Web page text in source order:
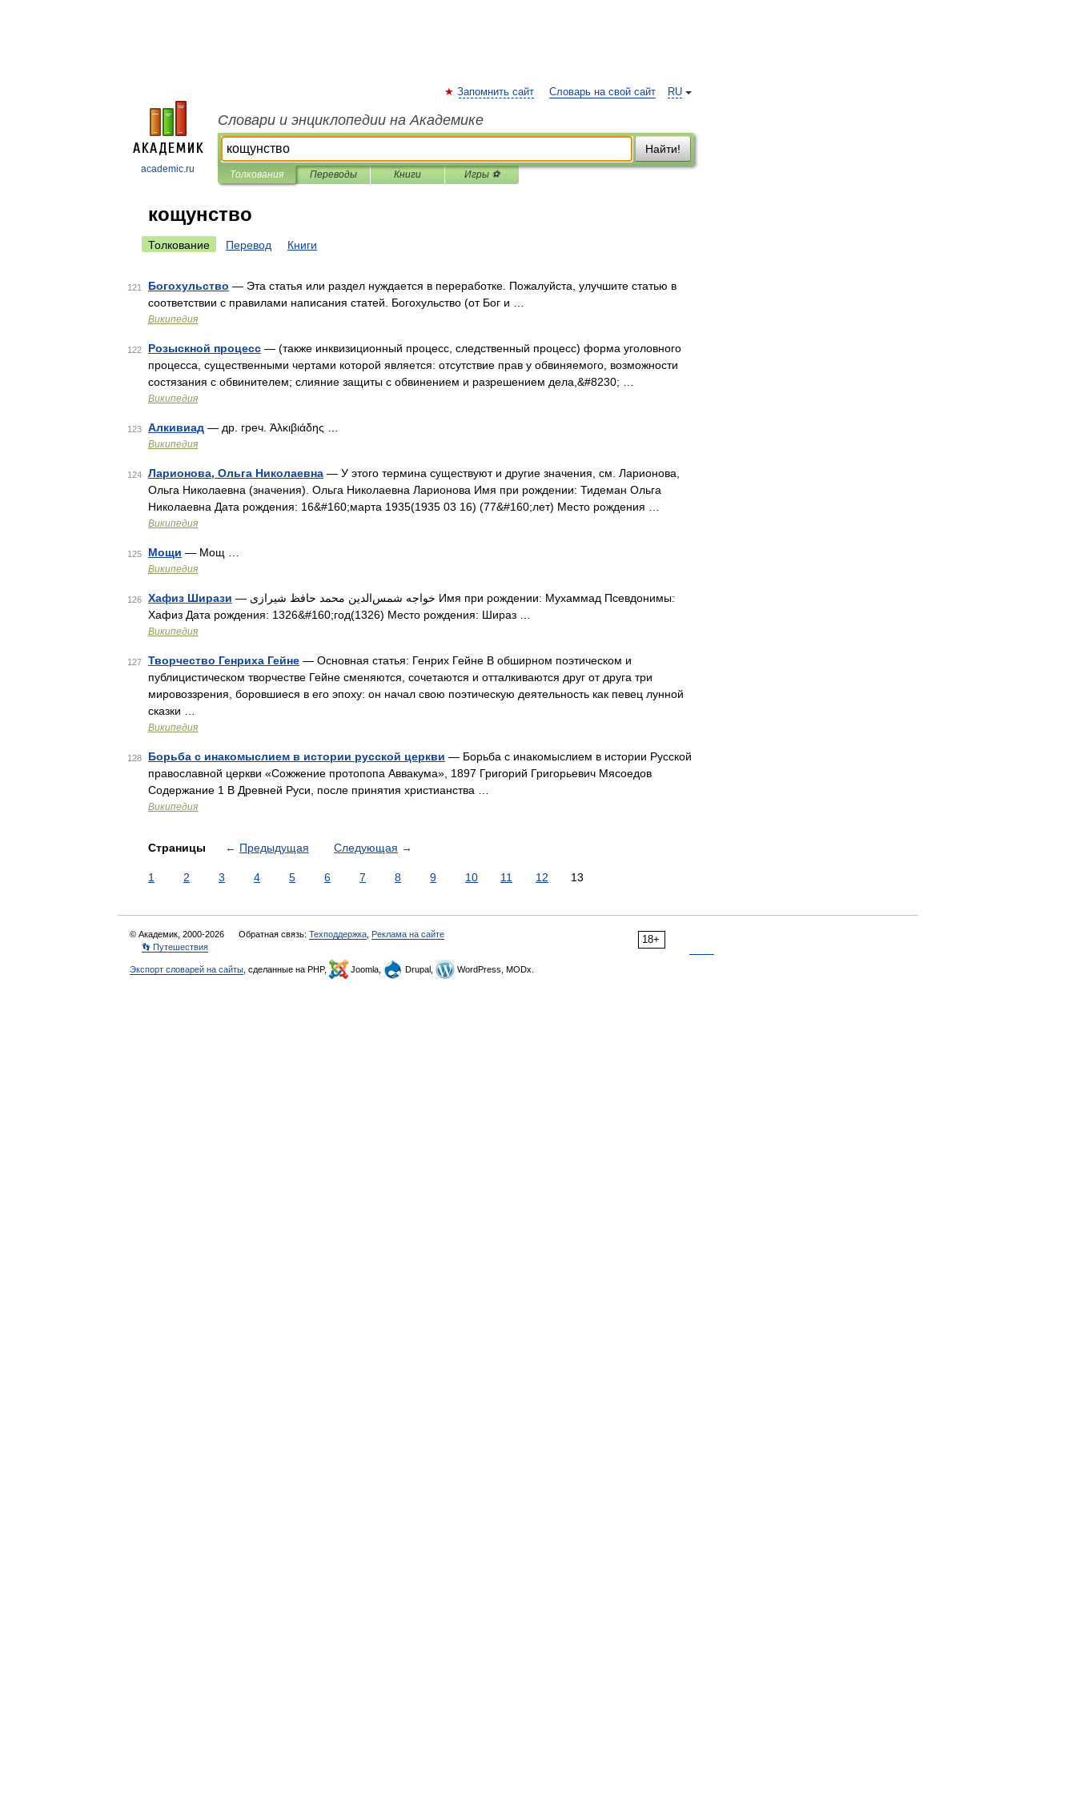
academic.ru
RU
Запомнить сайт Словарь на свой сайт
Словари и энциклопедии на Академике
Найти!
Толкования Переводы Книги Игры ⚽
кощунство
Толкование Перевод Книги
121 Богохульство — Эта статья или раздел нуждается в переработке. Пожалуйста, улучшите статью в
соответствии с правилами написания статей. Богохульство (от Бог и …
Википедия
122 Розыскной процесс — (также инквизиционный процесс, следственный процесс) форма уголовного
процесса, существенными чертами которой является: отсутствие прав у обвиняемого, возможности
состязания с обвинителем; слияние защиты с обвинением и разрешением дела,&#8230; …
Википедия
123 Алкивиад — др. греч. Ἀλκιβιάδης …
Википедия
124 Ларионова, Ольга Николаевна — У этого термина существуют и другие значения, см. Ларионова,
Ольга Николаевна (значения). Ольга Николаевна Ларионова Имя при рождении: Тидеман Ольга
Николаевна Дата рождения: 16&#160;марта 1935(1935 03 16) (77&#160;лет) Место рождения …
Википедия
125 Мощи — Мощ …
Википедия
126 Хафиз Ширази — خواجه شمس‌الدین محمد حافظ شیرازی Имя при рождении: Мухаммад Псевдонимы:
Хафиз Дата рождения: 1326&#160;год(1326) Место рождения: Шираз …
Википедия
127 Творчество Генриха Гейне — Основная статья: Генрих Гейне В обширном поэтическом и
публицистическом творчестве Гейне сменяются, сочетаются и отталкиваются друг от друга три
мировоззрения, боровшиеся в его эпоху: он начал свою поэтическую деятельность как певец лунной
сказки …
Википедия
128 Борьба с инакомыслием в истории русской церкви — Борьба с инакомыслием в истории Русской
православной церкви «Сожжение протопопа Аввакума», 1897 Григорий Григорьевич Мясоедов
Содержание 1 В Древней Руси, после принятия христианства …
Википедия
Страницы ← Предыдущая Следующая →
1 2 3 4 5 6 7 8 9 10 11 12 13
18+
© Академик, 2000-2026 Обратная связь: Техподдержка Реклама на сайте
👣 Путешествия
Экспорт словарей на сайты , сделанные на PHP, Joomla, Drupal, WordPress, MODx.